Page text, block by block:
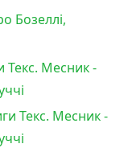
Бозеллі,
Текс. Месник -
Текс. Месник -